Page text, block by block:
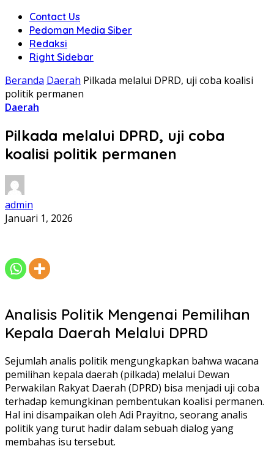
Contact Us
Pedoman Media Siber
Redaksi
Right Sidebar
Beranda Daerah Pilkada melalui DPRD, uji coba koalisi
politik permanen
Daerah
Pilkada melalui DPRD, uji coba
koalisi politik permanen
admin
Januari 1, 2026
Analisis Politik Mengenai Pemilihan
Kepala Daerah Melalui DPRD
Sejumlah analis politik mengungkapkan bahwa wacana
pemilihan kepala daerah (pilkada) melalui Dewan
Perwakilan Rakyat Daerah (DPRD) bisa menjadi uji coba
terhadap kemungkinan pembentukan koalisi permanen.
Hal ini disampaikan oleh Adi Prayitno, seorang analis
politik yang turut hadir dalam sebuah dialog yang
membahas isu tersebut.